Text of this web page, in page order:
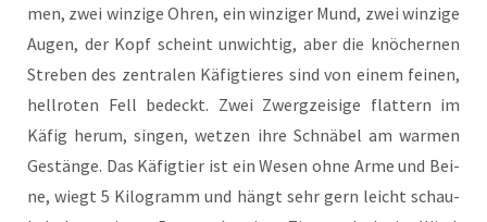
men, zwei win­zi­ge Ohren, ein win­zi­ger Mund, zwei win­zi­ge
Augen, der Kopf scheint unwich­tig, aber die knö­cher­nen
Stre­ben des zen­tra­len Käfig­tie­res sind von einem fei­nen,
hell­ro­ten Fell bedeckt. Zwei Zwerg­zei­si­ge flat­tern im
Käfig her­um, sin­gen, wet­zen ihre Schnä­bel am war­men
Gestän­ge. Das Käfig­tier ist ein Wesen ohne Arme und Bei­
ne, wiegt 5 Kilo­gramm und hängt sehr gern leicht schau­